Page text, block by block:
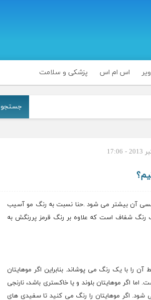
اس ام اس پزشکی و سلامت
جستجو
مسی آن بیشتر می شود .حنا نسبت به رنگ مو آسیب
رنگ شفاف است که علاوه بر رنگ قرمز پررنگش به
با یک رنگ می پوشاند. بنابراین اگر موهایتان
اگر موهایتان بلوند و یا خاکستری باشد، نارنجی
شود. اگر موهایتان را رنگ می کنید تا سفیدی های